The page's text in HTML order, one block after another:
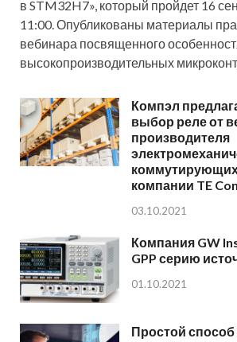
в STM32H7», который пройдет 16
11:00. Опубликованы материалы
вебинара посвященного
высокопроизводительных
Компэл
выбор реле от
производителя
компании TE
03.10.2021
Компания GW
GPP серию
01.10.2021
Простой